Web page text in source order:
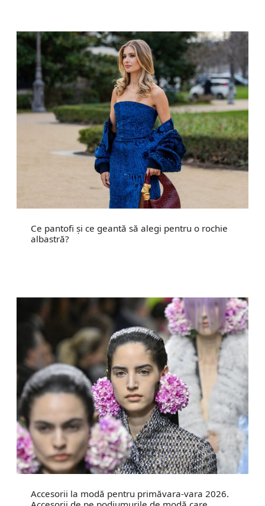
Ce pantofi și ce geantă să alegi pentru o rochie
albastră?
Accesorii la modă pentru primăvara-vara 2026.